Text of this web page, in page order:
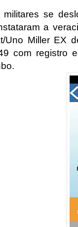
militares se
a
Uno Miller EX
com registro